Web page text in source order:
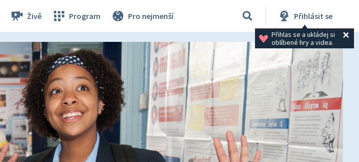
Živě Program Pro nejmenší Přihlásit se
Přihlas se a ukládej si
oblíbené hry a videa.